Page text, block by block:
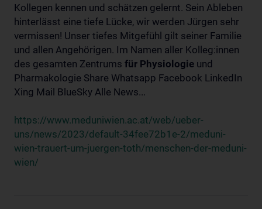
Kollegen kennen und schätzen gelernt. Sein Ableben
hinterlässt eine tiefe Lücke, wir werden Jürgen sehr
vermissen! Unser tiefes Mitgefühl gilt seiner Familie
und allen Angehörigen. Im Namen aller Kolleg:innen
des gesamten Zentrums für Physiologie und
Pharmakologie Share Whatsapp Facebook LinkedIn
Xing Mail BlueSky Alle News...
https://www.meduniwien.ac.at/web/ueber-
uns/news/2023/default-34fee72b1e-2/meduni-
wien-trauert-um-juergen-toth/menschen-der-meduni-
wien/